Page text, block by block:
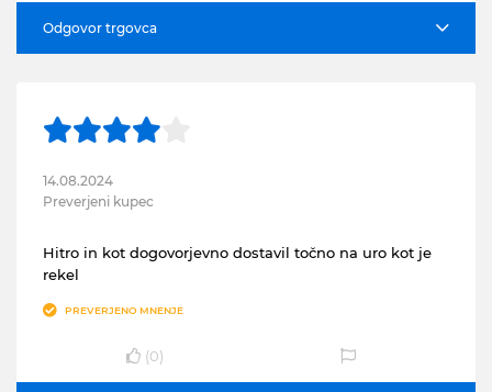
Odgovor trgovca
14.08.2024
Preverjeni kupec
Hitro in kot dogovorjevno dostavil točno na uro kot je
rekel
PREVERJENO MNENJE
(0)